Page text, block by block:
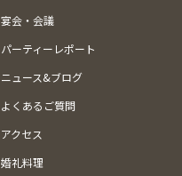
宴会・会議
パーティーレポート
ニュース&ブログ
よくあるご質問
アクセス
婚礼料理